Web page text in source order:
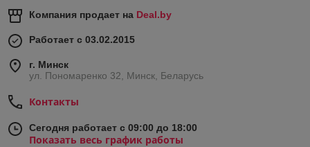
Компания продает на Deal.by
Работает с 03.02.2015
г. Минск
ул. Пономаренко 32, Минск, Беларусь
Контакты
Сегодня работает с 09:00 до 18:00
Показать весь график работы